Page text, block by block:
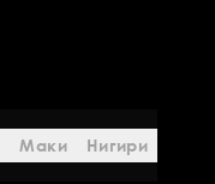
Маки Нигири